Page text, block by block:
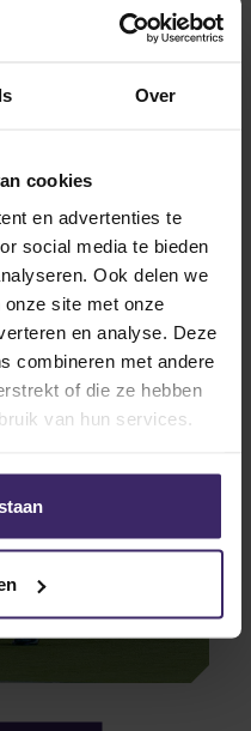
Over
cookies
en advertenties te
social media te bieden
Ook delen we
site met onze
en analyse. Deze
combineren met andere
of die ze hebben
van hun services.
rits aan All-